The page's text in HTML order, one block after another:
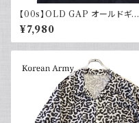
【00s】OLD GAP オールドギャ
ップ コットンリネンシャツ ブラッ
ク 黒 古着 半袖
¥7,980